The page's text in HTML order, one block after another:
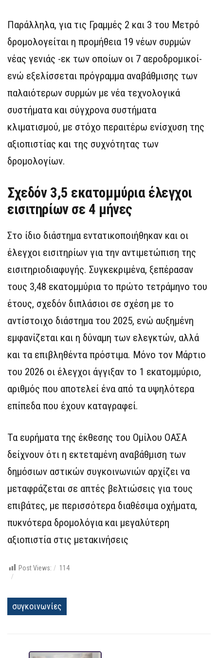
Παράλληλα, για τις Γραμμές 2 και 3 του Μετρό
δρομολογείται η προμήθεια 19 νέων συρμών
νέας γενιάς -εκ των οποίων οι 7 αεροδρομικοί-
ενώ εξελίσσεται πρόγραμμα αναβάθμισης των
παλαιότερων συρμών με νέα τεχνολογικά
συστήματα και σύγχρονα συστήματα
κλιματισμού, με στόχο περαιτέρω ενίσχυση της
αξιοπιστίας και της συχνότητας των
δρομολογίων.
Σχεδόν 3,5 εκατομμύρια έλεγχοι
εισιτηρίων σε 4 μήνες
Στο ίδιο διάστημα εντατικοποιήθηκαν και οι
έλεγχοι εισιτηρίων για την αντιμετώπιση της
εισιτηριοδιαφυγής. Συγκεκριμένα, ξεπέρασαν
τους 3,48 εκατομμύρια το πρώτο τετράμηνο του
έτους, σχεδόν διπλάσιοι σε σχέση με το
αντίστοιχο διάστημα του 2025, ενώ αυξημένη
εμφανίζεται και η δύναμη των ελεγκτών, αλλά
και τα επιβληθέντα πρόστιμα. Μόνο τον Μάρτιο
του 2026 οι έλεγχοι άγγιξαν το 1 εκατομμύριο,
αριθμός που αποτελεί ένα από τα υψηλότερα
επίπεδα που έχουν καταγραφεί.
Τα ευρήματα της έκθεσης του Ομίλου ΟΑΣΑ
δείχνουν ότι η εκτεταμένη αναβάθμιση των
δημόσιων αστικών συγκοινωνιών αρχίζει να
μεταφράζεται σε απτές βελτιώσεις για τους
επιβάτες, με περισσότερα διαθέσιμα οχήματα,
πυκνότερα δρομολόγια και μεγαλύτερη
αξιοπιστία στις μετακινήσεις
Post Views: 114
συγκοινωνίες